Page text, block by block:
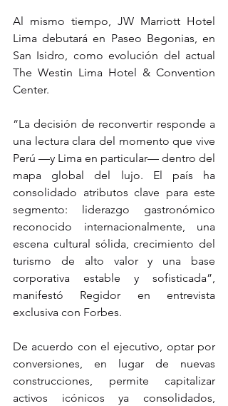
Al mismo tiempo, JW Marriott Hotel
Lima debutará en Paseo Begonias, en
San Isidro, como evolución del actual
The Westin Lima Hotel & Convention
Center.
“La decisión de reconvertir responde a
una lectura clara del momento que vive
Perú —y Lima en particular— dentro del
mapa global del lujo. El país ha
consolidado atributos clave para este
segmento: liderazgo gastronómico
reconocido internacionalmente, una
escena cultural sólida, crecimiento del
turismo de alto valor y una base
corporativa estable y sofisticada”,
manifestó Regidor en entrevista
exclusiva con Forbes.
De acuerdo con el ejecutivo, optar por
conversiones, en lugar de nuevas
construcciones, permite capitalizar
activos icónicos ya consolidados,